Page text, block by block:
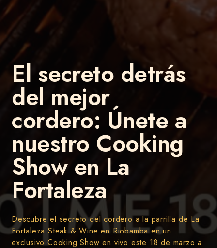
El secreto detrás
del mejor
cordero: Únete a
nuestro Cooking
Show en La
Fortaleza
Descubre el secreto del cordero a la parrilla de La
Fortaleza Steak & Wine en Riobamba en un
exclusivo Cooking Show en vivo este 18 de marzo a